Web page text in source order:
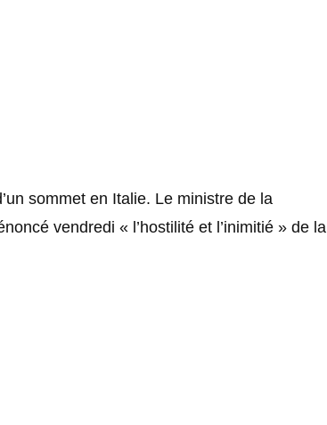
sommet en Italie. Le ministre de la
vendredi « l’hostilité et l’inimitié » de la